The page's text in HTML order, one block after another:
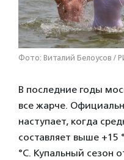
Фото: Виталий Белоусов /
В последние годы
все жарче.
наступает, когда
составляет выше
°C. Купальный сезон